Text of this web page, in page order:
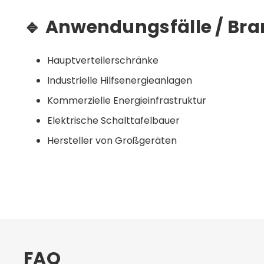
🔹 Anwendungsfälle /
Hauptverteilerschränke
Industrielle Hilfsenergieanlagen
Kommerzielle Energieinfrastruktur
Elektrische Schalttafelbauer
Hersteller von Großgeräten
FAQ